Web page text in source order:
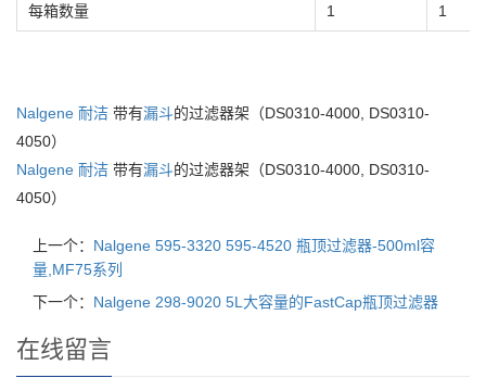
每箱数量 1 1
Nalgene 耐洁 带有漏斗的过滤器架（DS0310-4000, DS0310-
4050）
Nalgene 耐洁 带有漏斗的过滤器架（DS0310-4000, DS0310-
4050）
上一个： Nalgene 595-3320 595-4520 瓶顶过滤器-500ml容
量,MF75系列
下一个： Nalgene 298-9020 5L大容量的FastCap瓶顶过滤器
在线留言